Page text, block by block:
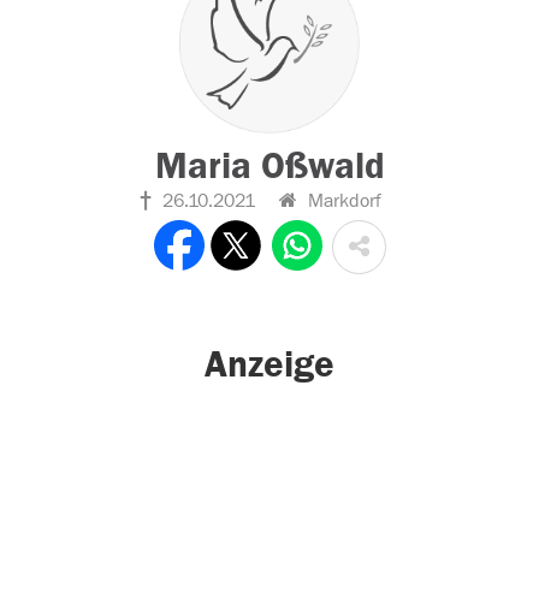
Maria Oßwald
26.10.2021 Markdorf
Anzeige